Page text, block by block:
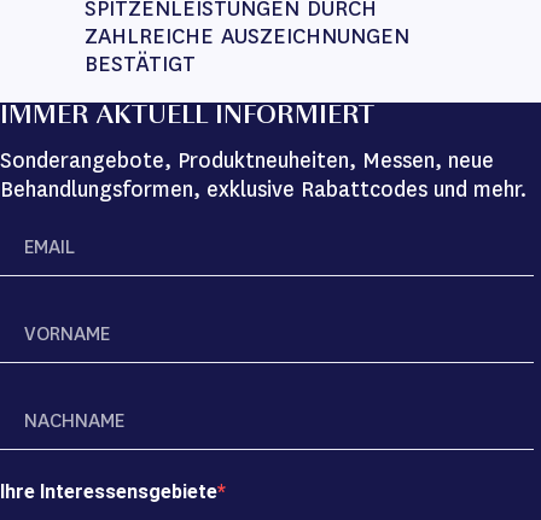
SPITZENLEISTUNGEN DURCH
ZAHLREICHE AUSZEICHNUNGEN
BESTÄTIGT
IMMER AKTUELL INFORMIERT
Sonderangebote, Produktneuheiten, Messen, neue
Behandlungsformen, exklusive Rabattcodes und mehr.
Ihre Interessensgebiete